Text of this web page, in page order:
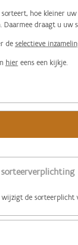
hoe kleiner
Daarmee draagt u uw
de selectieve
hiereens een kijkje.